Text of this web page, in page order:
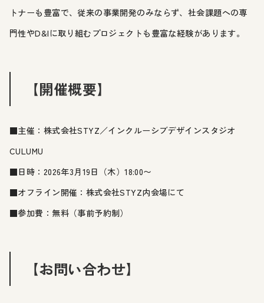
トナーも豊富で、従来の事業開発のみならず、社会課題への専
門性やD&Iに取り組むプロジェクトも豊富な経験があります。
【開催概要】
■主催：株式会社STYZ／インクルーシブデザインスタジオ
CULUMU
■日時：2026年3月19日（木）18:00〜
■オフライン開催：株式会社STYZ内会場にて
■参加費：無料（事前予約制）
【お問い合わせ】